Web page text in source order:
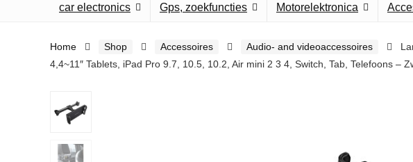
car electronics Gps, zoekfuncties Motorelektronica
Home Shop Accessoires Audio- and videoaccessoires
4,4~11″ Tablets, iPad Pro 9.7, 10.5, 10.2, Air mini 2 3 4, Switch, Tab, Telefoons –